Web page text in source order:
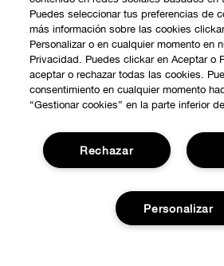
Puedes seleccionar tus preferencias de
más información sobre las cookies
Personalizar o en cualquier momento en
Privacidad. Puedes clickar en Aceptar o
aceptar o rechazar todas las cookies.
consentimiento en cualquier momento
“Gestionar cookies” en la parte inferior
Rechazar
Personalizar